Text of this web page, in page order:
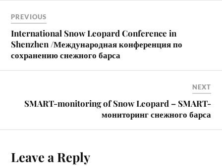
PREVIOUS
International Snow Leopard Conference in
Shenzhen /Международная конференция по
сохранению снежного барса
NEXT
SMART-monitoring of Snow Leopard – SMART-
мониторинг снежного барса
Leave a Reply